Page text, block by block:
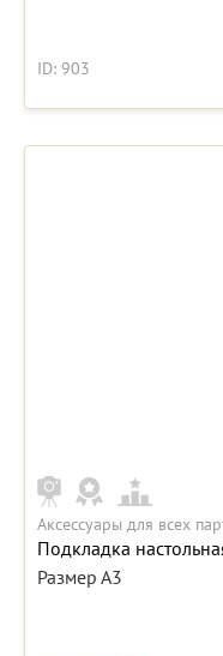
ID: 903
Аксессуары для всех
Подкладка
Размер А3